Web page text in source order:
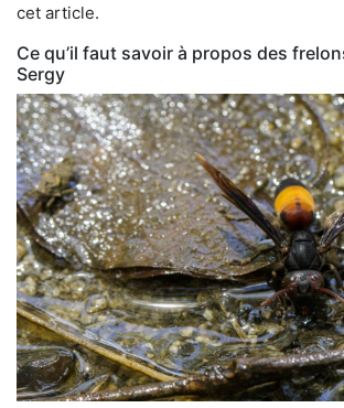
cet article.
Ce qu’il faut savoir à propos des
Sergy